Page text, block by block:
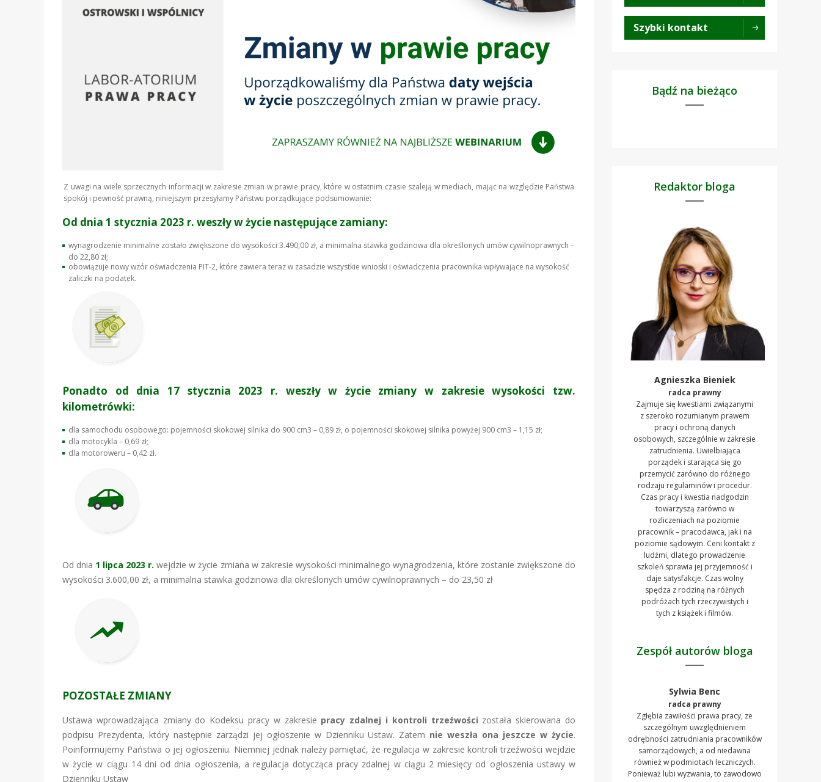
Z uwagi na wiele sprzecznych informacji w zakresie zmian w prawie pracy, które w ostatnim czasie szaleją w mediach, mając na względzie Państwa
spokój i pewność prawną, niniejszym przesyłamy Państwu porządkujące podsumowanie:
Od dnia 1 stycznia 2023 r. weszły w życie następujące zamiany:
wynagrodzenie minimalne zostało zwiększone do wysokości 3.490,00 zł, a minimalna stawka godzinowa dla określonych umów cywilnoprawnych –
do 22,80 zł;
obowiązuje nowy wzór oświadczenia PIT-2, które zawiera teraz w zasadzie wszystkie wnioski i oświadczenia pracownika wpływające na wysokość
zaliczki na podatek.
Ponadto od dnia 17 stycznia 2023 r. weszły w życie zmiany w zakresie wysokości tzw.
kilometrówki:
dla samochodu osobowego: pojemności skokowej silnika do 900 cm3 – 0,89 zł, o pojemności skokowej silnika powyżej 900 cm3 – 1,15 zł;
dla motocykla – 0,69 zł;
dla motoroweru – 0,42 zł.
Od dnia 1 lipca 2023 r. wejdzie w życie zmiana w zakresie wysokości minimalnego wynagrodzenia, które zostanie zwiększone do
wysokości 3.600,00 zł, a minimalna stawka godzinowa dla określonych umów cywilnoprawnych – do 23,50 zł
POZOSTAŁE ZMIANY
Ustawa wprowadzająca zmiany do Kodeksu pracy w zakresie pracy zdalnej i kontroli trzeźwości została skierowana do
podpisu Prezydenta, który następnie zarządzi jej ogłoszenie w Dzienniku Ustaw. Zatem nie weszła ona jeszcze w życie.
Poinformujemy Państwa o jej ogłoszeniu. Niemniej jednak należy pamiętać, że regulacja w zakresie kontroli trzeźwości wejdzie
w życie w ciągu 14 dni od dnia ogłoszenia, a regulacja dotycząca pracy zdalnej w ciągu 2 miesięcy od ogłoszenia ustawy w
Dzienniku Ustaw
Szybki kontakt
Bądź na bieżąco
Redaktor bloga
Agnieszka Bieniek
radca prawny
Zajmuje się kwestiami związanymi
z szeroko rozumianym prawem
pracy i ochroną danych
osobowych, szczególnie w zakresie
zatrudnienia. Uwielbiająca
porządek i starająca się go
przemycić zarówno do różnego
rodzaju regulaminów i procedur.
Czas pracy i kwestia nadgodzin
towarzyszą zarówno w
rozliczeniach na poziomie
pracownik – pracodawca, jak i na
poziomie sądowym. Ceni kontakt z
ludźmi, dlatego prowadzenie
szkoleń sprawia jej przyjemność i
daje satysfakcje. Czas wolny
spędza z rodziną na różnych
podróżach tych rzeczywistych i
tych z książek i filmów.
Zespół autorów bloga
Sylwia Benc
radca prawny
Zgłębia zawiłości prawa pracy, ze
szczególnym uwzględnieniem
odrębności zatrudniania pracowników
samorządowych, a od niedawna
również w podmiotach leczniczych.
Ponieważ lubi wyzwania, to zawodowo